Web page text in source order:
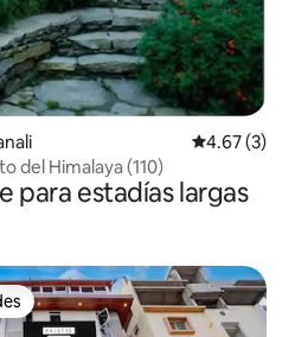
Calificación
4.67 (3)
del Himalaya (110)
para estadías largas
preferido